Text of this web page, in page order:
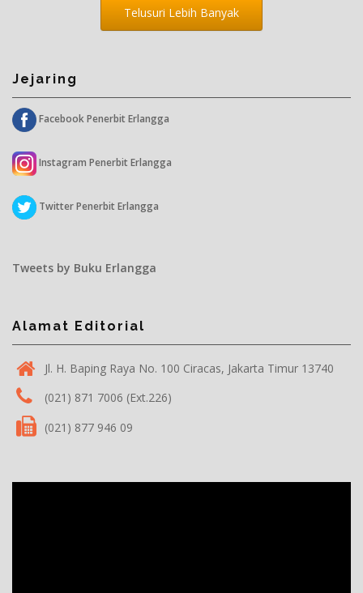
Telusuri Lebih Banyak
Jejaring
Facebook Penerbit Erlangga
Instagram Penerbit Erlangga
Twitter Penerbit Erlangga
Tweets by Buku Erlangga
Alamat Editorial
Jl. H. Baping Raya No. 100 Ciracas, Jakarta Timur 13740
(021) 871 7006 (Ext.226)
(021) 877 946 09